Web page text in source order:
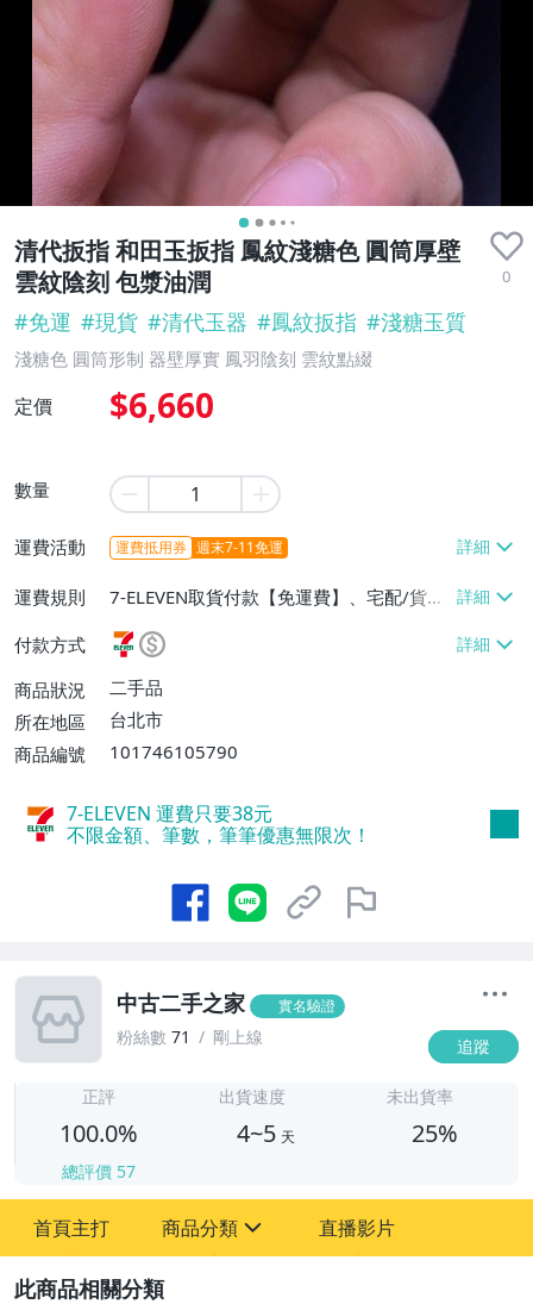
清代扳指 和田玉扳指 鳳紋淺糖色 圓筒厚壁
雲紋陰刻 包漿油潤
0
#免運 #現貨 #清代玉器 #鳳紋扳指 #淺糖玉質
淺糖色 圓筒形制 器壁厚實 鳳羽陰刻 雲紋點綴
定價 $6,660
數量
運費活動 運費抵用券 週末7-11免運
運費規則
7-ELEVEN取貨付款【免運費】、宅配/貨運
【免運費】
付款方式
商品狀況
二手品
所在地區
台北市
商品編號
101746105790
7-ELEVEN 運費只要38元
不限金額、筆數，筆筆優惠無限次！
中古二手之家 實名驗證
粉絲數 71 剛上線 追蹤
正評
100.0%
總評價 57
出貨速度
4~5 天
未出貨率
25%
首頁主打 商品分類
古董、藝術與礦石
直播影片